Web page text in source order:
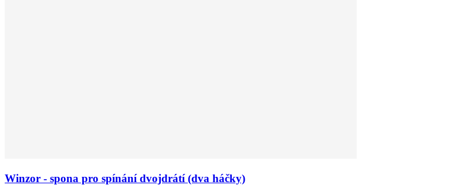
Winzor - spona pro spínání dvojdrátí (dva háčky)